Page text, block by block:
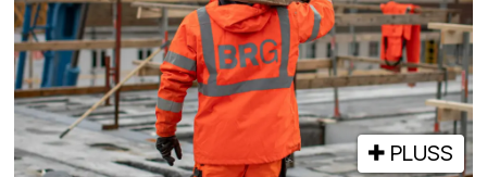
PLUSS